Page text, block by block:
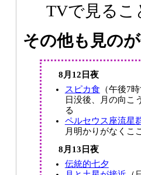
TVで見るこ
その他も見の
8月12日夜
スピカ食 （午後7時
日没後、月の向こ
る
ペルセウス座流星
月明かりがなくこ
8月13日夜
伝統的七夕